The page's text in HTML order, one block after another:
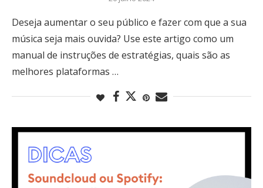
Deseja aumentar o seu público e fazer com que a sua
música seja mais ouvida? Use este artigo como um
manual de instruções de estratégias, quais são as
melhores plataformas …